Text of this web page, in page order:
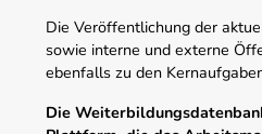
Die Veröffentlichung der
sowie interne und externe
ebenfalls zu den
Die